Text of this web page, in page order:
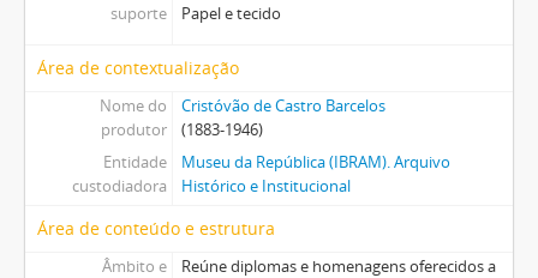
suporte
Papel e tecido
Área de contextualização
Nome do
produtor
Cristóvão de Castro Barcelos
(1883-1946)
Entidade
custodiadora
Museu da República (IBRAM). Arquivo
Histórico e Institucional
Área de conteúdo e estrutura
Âmbito e
Reúne diplomas e homenagens oferecidos a